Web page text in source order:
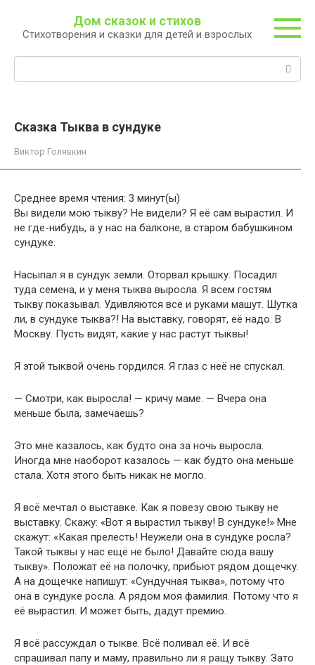
контенту
Дом сказок и стихов
Стихотворения и сказки для детей и взрослых
Сказка Тыква в сундуке
Виктор Голявкин
Среднее время чтения: 3 минут(ы)
Вы видели мою тыкву? Не видели? Я её сам вырастил. И
не где-нибудь, а у нас на балконе, в старом бабушкином
сундуке.
Насыпал я в сундук земли. Оторвал крышку. Посадил
туда семена, и у меня тыква выросла. Я всем гостям
тыкву показывал. Удивляются все и руками машут. Шутка
ли, в сундуке тыква?! На выставку, говорят, её надо. В
Москву. Пусть видят, какие у нас растут тыквы!
Я этой тыквой очень гордился. Я глаз с неё не спускал.
— Смотри, как выросла! — кричу маме. — Вчера она
меньше была, замечаешь?
Это мне казалось, как будто она за ночь выросла.
Иногда мне наоборот казалось — как будто она меньше
стала. Хотя этого быть никак не могло.
Я всё мечтал о выставке. Как я повезу свою тыкву не
выставку. Скажу: «Вот я вырастил тыкву! В сундуке!» Мне
скажут: «Какая прелесть! Неужели она в сундуке росла?
Такой тыквы у нас ещё не было! Давайте сюда вашу
тыкву». Положат её на полочку, прибьют рядом дощечку.
А на дощечке напишут: «Сундучная тыква», потому что
она в сундуке росла. А рядом моя фамилия. Потому что я
её вырастил. И может быть, дадут премию.
Я всё рассуждал о тыкве. Всё поливал её. И всё
спрашивал папу и маму, правильно ли я ращу тыкву. Зато